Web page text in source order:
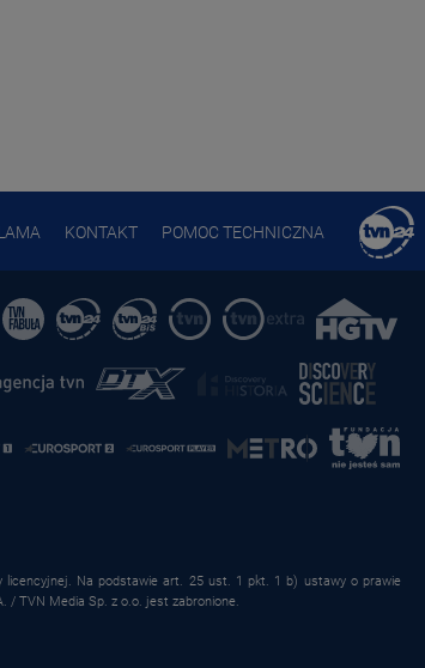
KONTAKT POMOC TECHNICZNA
licencyjnej. Na podstawie art. 25 ust. 1 pkt. 1 b) ustawy o prawie
/ TVN Media Sp. z o.o. jest zabronione.